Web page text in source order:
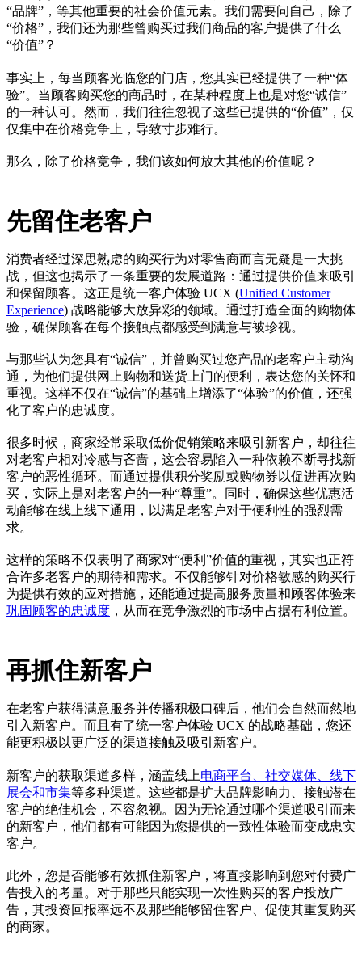
“品牌”，等其他重要的社会价值元素。我们需要问自己，除了
“价格”，我们还为那些曾购买过我们商品的客户提供了什么
“价值”？
事实上，每当顾客光临您的门店，您其实已经提供了一种“体
验”。当顾客购买您的商品时，在某种程度上也是对您“诚信”
的一种认可。然而，我们往往忽视了这些已提供的“价值”，仅
仅集中在价格竞争上，导致寸步难行。
那么，除了价格竞争，我们该如何放大其他的价值呢？
先留住老客户
消费者经过深思熟虑的购买行为对零售商而言无疑是一大挑
战，但这也揭示了一条重要的发展道路：通过提供价值来吸引
和保留顾客。这正是统一客户体验 UCX (Unified Customer
Experience) 战略能够大放异彩的领域。通过打造全面的购物体
验，确保顾客在每个接触点都感受到满意与被珍视。
与那些认为您具有“诚信”，并曾购买过您产品的老客户主动沟
通，为他们提供网上购物和送货上门的便利，表达您的关怀和
重视。这样不仅在“诚信”的基础上增添了“体验”的价值，还强
化了客户的忠诚度。
很多时候，商家经常采取低价促销策略来吸引新客户，却往往
对老客户相对冷感与吝啬，这会容易陷入一种依赖不断寻找新
客户的恶性循环。而通过提供积分奖励或购物券以促进再次购
买，实际上是对老客户的一种“尊重”。同时，确保这些优惠活
动能够在线上线下通用，以满足老客户对于便利性的强烈需
求。
这样的策略不仅表明了商家对“便利”价值的重视，其实也正符
合许多老客户的期待和需求。不仅能够针对价格敏感的购买行
为提供有效的应对措施，还能通过提高服务质量和顾客体验来
巩固顾客的忠诚度 ，从而在竞争激烈的市场中占据有利位置。
再抓住新客户
在老客户获得满意服务并传播积极口碑后，他们会自然而然地
引入新客户。而且有了统一客户体验 UCX 的战略基础，您还
能更积极以更广泛的渠道接触及吸引新客户。
新客户的获取渠道多样，涵盖线上电商平台、社交媒体、线下
展会和市集等多种渠道。这些都是扩大品牌影响力、接触潜在
客户的绝佳机会，不容忽视。因为无论通过哪个渠道吸引而来
的新客户，他们都有可能因为您提供的一致性体验而变成忠实
客户。
此外，您是否能够有效抓住新客户，将直接影响到您对付费广
告投入的考量。对于那些只能实现一次性购买的客户投放广
告，其投资回报率远不及那些能够留住客户、促使其重复购买
的商家。